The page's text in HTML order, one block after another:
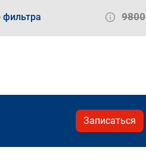
9800
Записаться